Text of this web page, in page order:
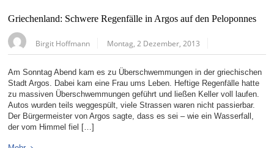
Griechenland: Schwere Regenfälle in Argos auf den Peloponnes
Birgit Hoffmann Montag, 2 Dezember, 2013
Am Sonntag Abend kam es zu Überschwemmungen in der griechischen
Stadt Argos. Dabei kam eine Frau ums Leben. Heftige Regenfälle hatte
zu massiven Überschwemmungen geführt und ließen Keller voll laufen.
Autos wurden teils weggespült, viele Strassen waren nicht passierbar.
Der Bürgermeister von Argos sagte, dass es sei – wie ein Wasserfall,
der vom Himmel fiel […]